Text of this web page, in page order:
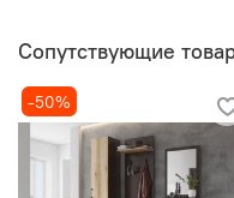
Сопутствующие
-50%